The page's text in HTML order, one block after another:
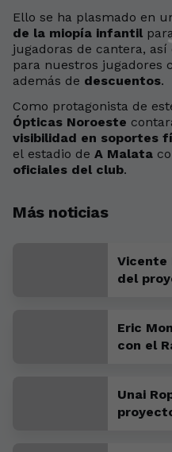
Ello se ha plasmado en
de la miopía infantil
jugadoras de cantera, así
para nuestros jugadores
además de descuentos.
Como protagonista de
Ópticas Noroeste
visibilidad en soportes
el estadio de A Malata
oficiales del club.
Más noticias
Vicente
del
Eric
con el
Unai